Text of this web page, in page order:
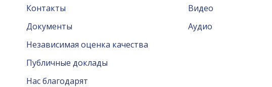
Контакты
Документы
Независимая оценка качества
Публичные доклады
Нас благодарят
Видео
Аудио